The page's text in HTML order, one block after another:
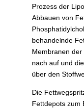
Prozess der
Abbauen von
behandelnde
Membranen
nach auf und
über den
Die
Fettdepots zum